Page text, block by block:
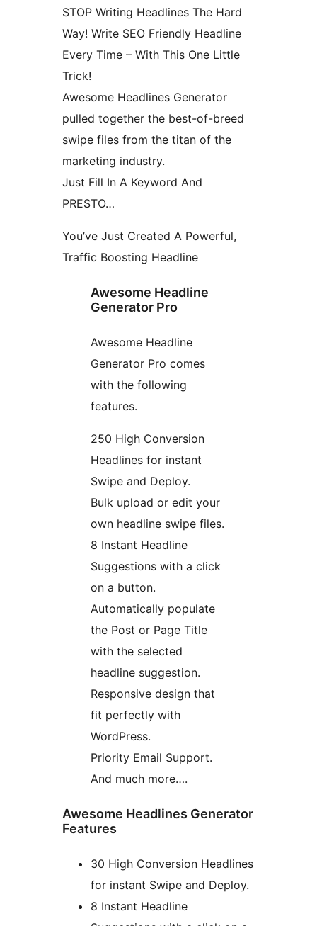
STOP Writing Headlines The Hard
Way! Write SEO Friendly Headline
Every Time – With This One Little
Trick!
Awesome Headlines Generator
pulled together the best-of-breed
swipe files from the titan of the
marketing industry.
Just Fill In A Keyword And
PRESTO…
You’ve Just Created A Powerful,
Traffic Boosting Headline
Awesome Headline
Generator Pro
Awesome Headline
Generator Pro comes
with the following
features.
250 High Conversion
Headlines for instant
Swipe and Deploy.
Bulk upload or edit your
own headline swipe files.
8 Instant Headline
Suggestions with a click
on a button.
Automatically populate
the Post or Page Title
with the selected
headline suggestion.
Responsive design that
fit perfectly with
WordPress.
Priority Email Support.
And much more….
Awesome Headlines Generator
Features
30 High Conversion Headlines
for instant Swipe and Deploy.
8 Instant Headline